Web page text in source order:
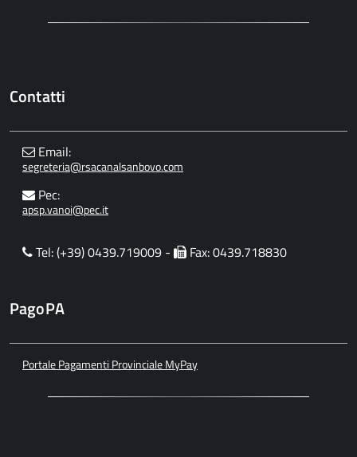
Contatti
Email:
segreteria@rsacanalsanbovo.com
Pec:
apsp.vanoi@pec.it
Tel: (+39) 0439.719009 - Fax: 0439.718830
PagoPA
Portale Pagamenti Provinciale MyPay